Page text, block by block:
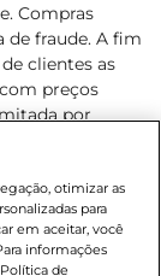
Compras
de fraude. A fim
clientes as
preços
por
podendo
a venda
conforme
Criança e do
para o
otimizar as
para
em aceitar, você
informações
de